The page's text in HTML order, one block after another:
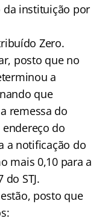
da instituição por
Zero.
posto que no
a
que
remessa do
do
a notificação do
mais 0,10 para a
STJ.
posto que